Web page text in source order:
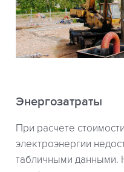
Энергозатраты
При расчете
электроэнергии
табличными данными.